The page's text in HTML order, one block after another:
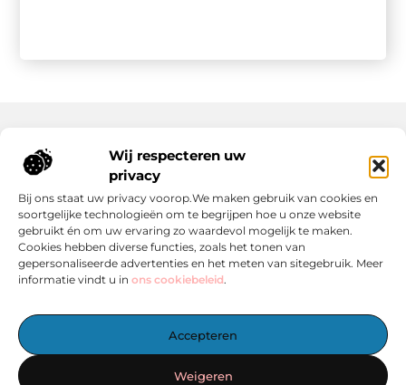
Wij respecteren uw
privacy
Bij ons staat uw privacy voorop.We maken gebruik van cookies en
soortgelijke technologieën om te begrijpen hoe u onze website
gebruikt én om uw ervaring zo waardevol mogelijk te maken.
Cookies hebben diverse functies, zoals het tonen van
gepersonaliseerde advertenties en het meten van sitegebruik. Meer
informatie vindt u in ons cookiebeleid.
Accepteren
Weigeren
— Laat je inspireren door boeiende verhalen, handige tips en
Start vandaag nog met ontdekken op linkzoekertje.nl!
Onze informatie